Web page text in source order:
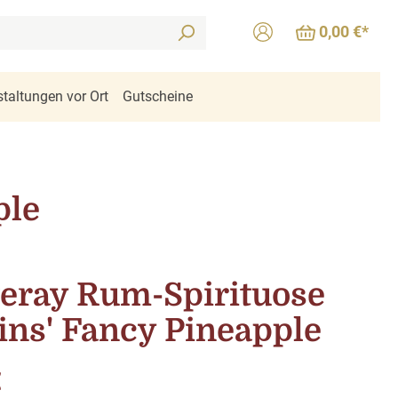
0,00 €*
vor Ort Gutscheine
Rum-Spirituose
Fancy Pineapple